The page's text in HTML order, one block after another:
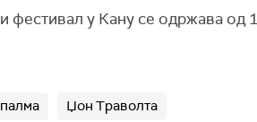
фестивал у Кану се одржава од
Џон Траволта